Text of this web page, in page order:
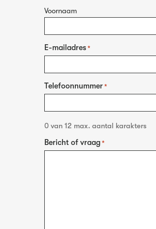
Voornaam
E-mailadres *
Telefoonnummer *
0 van 12 max. aantal karakters
Bericht of vraag *